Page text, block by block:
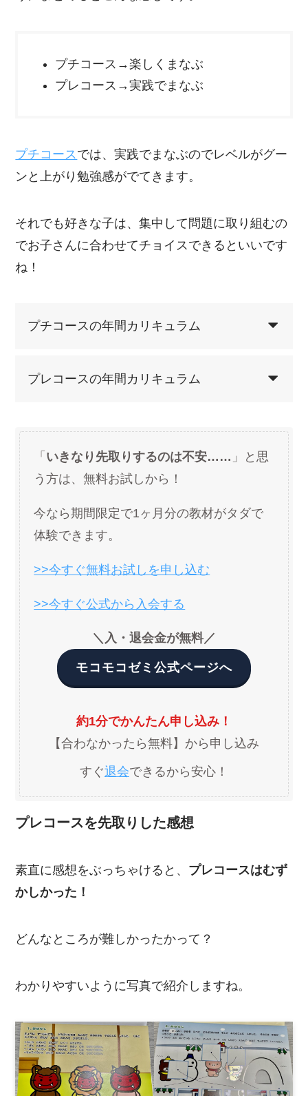
プチコース→楽しくまなぶ
プレコース→実践でまなぶ
プチコース では、実践でまなぶのでレベルがグー
ンと上がり勉強感がでてきます。
それでも好きな子は、集中して問題に取り組むの
でお子さんに合わせてチョイスできるといいです
ね！
プチコースの年間カリキュラム
プレコースの年間カリキュラム
「 いきなり先取りするのは不安…… 」と思
う方は、無料お試しから！
今なら期間限定で1ヶ月分の教材がタダで
体験できます。
>>今すぐ無料お試しを申し込む
>>今すぐ公式から入会する
＼入・退会金が無料／
モコモコゼミ公式ページへ
約1分でかんたん申し込み！
【合わなかったら無料】から申し込み
すぐ退会できるから安心！
プレコースを先取りした感想
素直に感想をぶっちゃけると、 プレコースはむず
かしかった！
どんなところが難しかったかって？
わかりやすいように写真で紹介しますね。